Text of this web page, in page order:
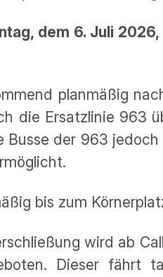
dem 6. Juli
planmäßig
die Ersatzlinie 963
der 963
bis zum
wird ab
Dieser